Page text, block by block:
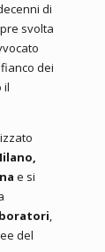
di
svolta
dei
il
e si
,
del